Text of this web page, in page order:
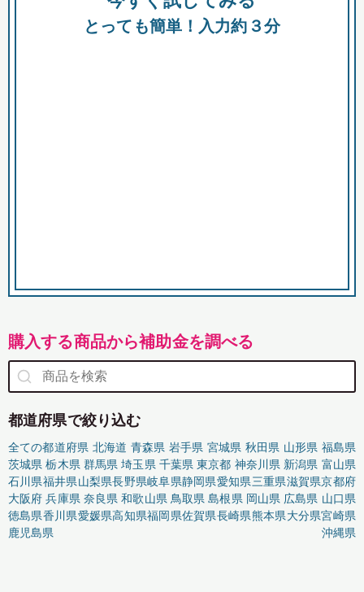
とっても簡単！入力約３分
購入する商品から補助金を調べる
都道府県で絞り込む
全ての都道府県 北海道 青森県 岩手県 宮城県 秋田県 山形県 福島県
茨城県 栃木県 群馬県 埼玉県 千葉県 東京都 神奈川県 新潟県 富山県
石川県福井県山梨県長野県岐阜県静岡県愛知県三重県滋賀県京都府
大阪府 兵庫県 奈良県 和歌山県 鳥取県 島根県 岡山県 広島県 山口県
徳島県香川県愛媛県高知県福岡県佐賀県長崎県熊本県大分県宮崎県
鹿児島県
沖縄県